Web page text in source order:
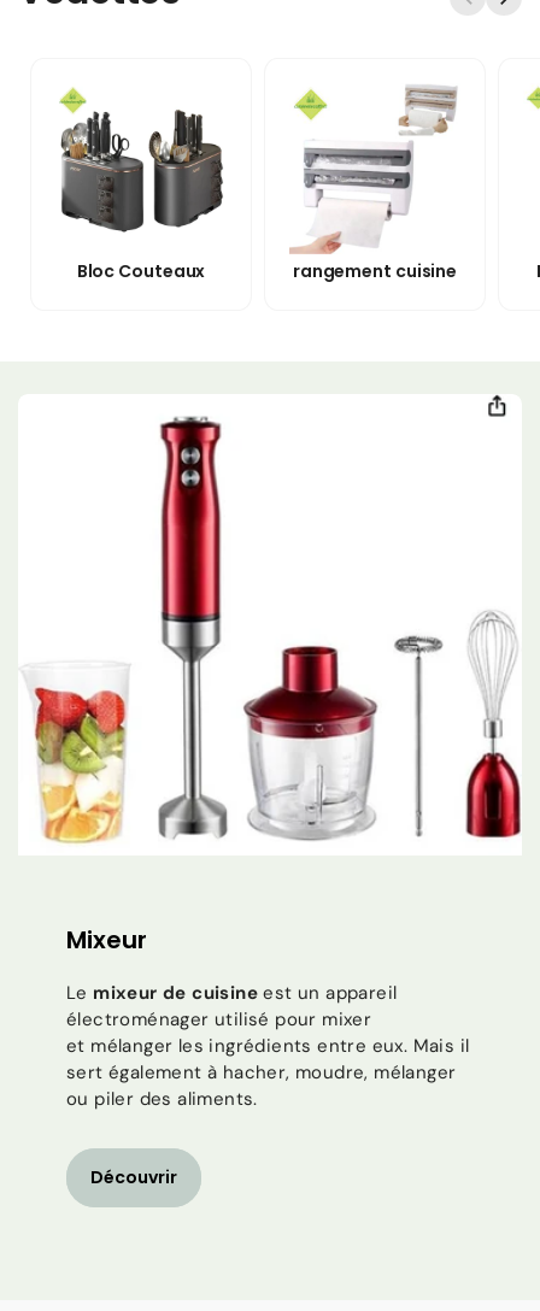
Bloc Couteaux rangement cuisine
Mixeur
Le mixeur de cuisine est un appareil
électroménager utilisé pour mixer
et mélanger les ingrédients entre eux. Mais il
sert également à hacher, moudre, mélanger
ou piler des aliments.
Découvrir